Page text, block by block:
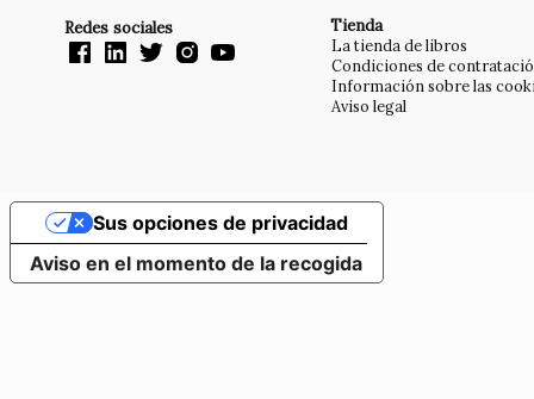
Redes sociales Tienda
La tienda de libros
Condiciones de
Información sobre las
Aviso legal
Aviso en el momento de la recogida
Sus opciones de privacidad